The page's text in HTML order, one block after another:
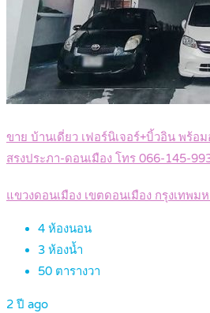
ขาย บ้านเดี่ยว เฟอร์นิเจอร์+บิ้วอิน พร้อ
สรงประภา-ดอนเมือง โทร 066-145-
แขวงดอนเมือง เขตดอนเมือง กรุงเทพม
4 ห้องนอน
3 ห้องน้ำ
50 ตารางวา
2 ปี ago